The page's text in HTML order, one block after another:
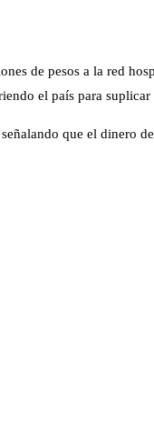
de pesos a la red
el país para suplicar
señalando que el dinero